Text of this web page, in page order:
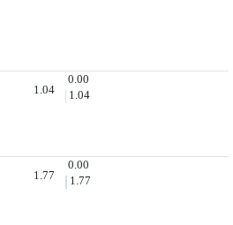
1.04
0.00
1.04
1.77
0.00
1.77